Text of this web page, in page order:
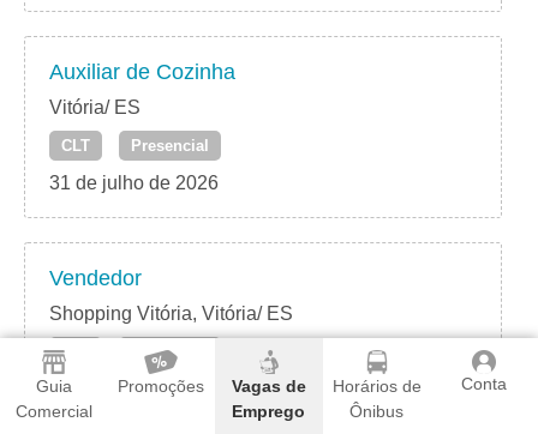
Guia
Comercial
Promoções
Vagas de
Emprego
Horários de
Ônibus
Conta
Auxiliar de Cozinha
Vitória/ ES
CLT Presencial
31 de julho de 2026
Vendedor
Shopping Vitória, Vitória/ ES
CLT Presencial
31 de julho de 2026